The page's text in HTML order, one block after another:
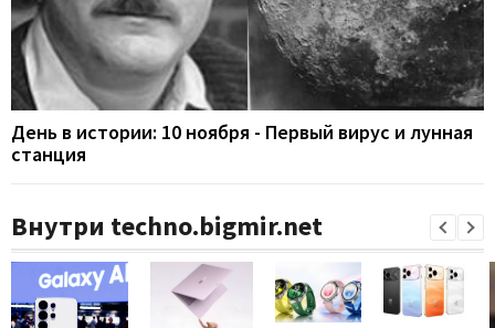
День в истории: 10 ноября - Первый вирус и лунная
станция
Внутри techno.bigmir.net